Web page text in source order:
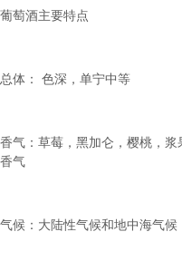
葡萄酒主要特点
总体： 色深，单宁中等
香气：草莓，黑加仑，樱桃，
香气
气候：大陆性气候和地中海气候